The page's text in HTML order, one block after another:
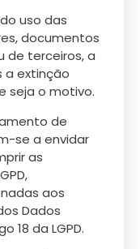
uso das
documentos
de terceiros, a
a extinção
seja o motivo.
de
se a envidar
as
aos
Dados
18 da LGPD.